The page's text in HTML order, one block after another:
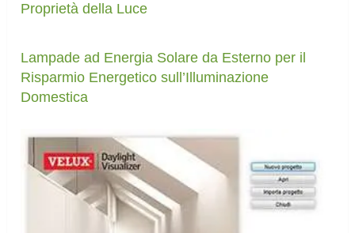
Proprietà della Luce
Lampade ad Energia Solare da Esterno per il
Risparmio Energetico sull’Illuminazione
Domestica